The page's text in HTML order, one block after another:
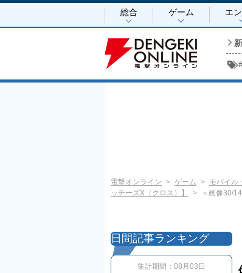
総合 ゲーム エ
電撃オンライン ゲーム モバイル
ッチーズX（クロス）】
＜画像30/
日間記事ランキング
集計期間： 08月03日